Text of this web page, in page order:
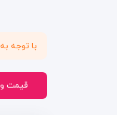
با توجه
قیمت و